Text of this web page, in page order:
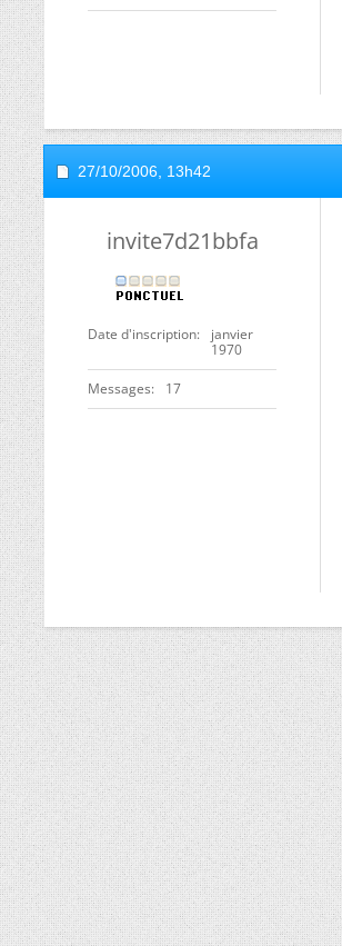
27/10/2006, 13h42
invite7d21bbfa
Date d'inscription
janvier
1970
Messages 17